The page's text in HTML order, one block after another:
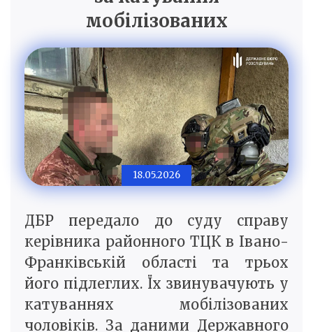
мобілізованих
18.05.2026
ДБР передало до суду справу
керівника районного ТЦК в Івано-
Франківській області та трьох
його підлеглих. Їх звинувачують у
катуваннях мобілізованих
чоловіків. За даними Державного